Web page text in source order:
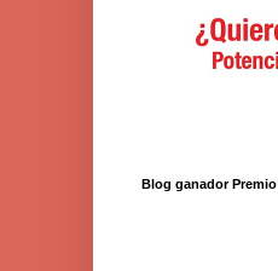
Blog ganador